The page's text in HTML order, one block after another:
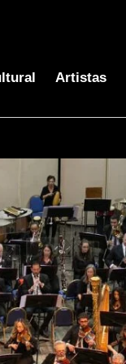
Artistas